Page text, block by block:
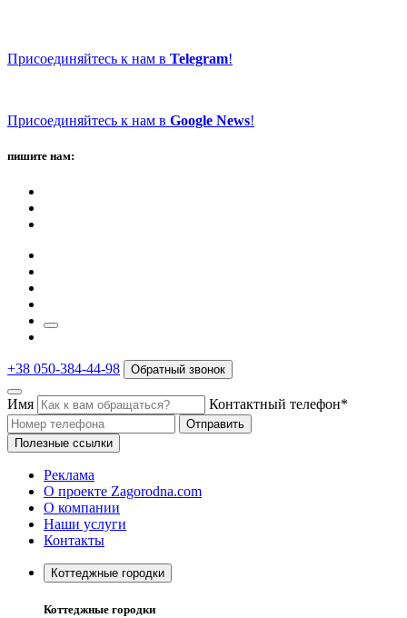
Присоединяйтесь к нам в Telegram!
Присоединяйтесь к нам в Google News!
пишите нам:
+38 050-384-44-98 Обратный звонок
Имя Контактный телефон*
Отправить
Полезные ссылки
Реклама
О проекте Zagorodna.com
О компании
Наши услуги
Контакты
Коттеджные городки
Коттеджные городки